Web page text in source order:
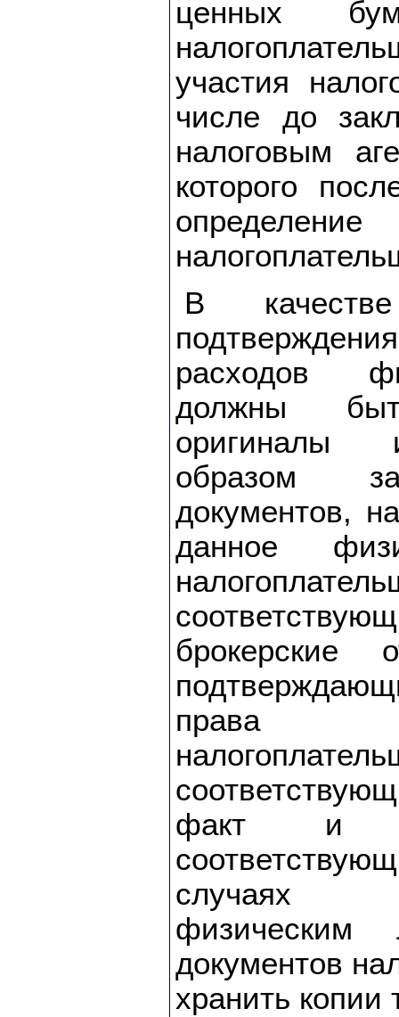
ценных
участия
числе до
налоговым
которого
В качестве
расходов
должны
оригиналы
образом
документов,
данное
брокерские
права
факт и
случаях
физическим
документов
хранить копии